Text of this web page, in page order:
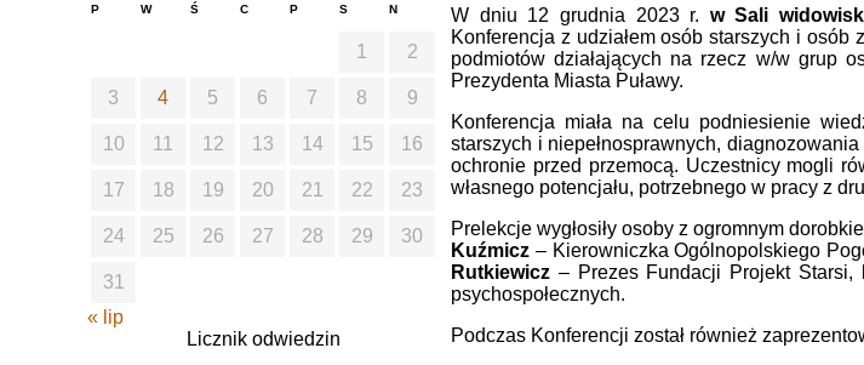
W dniu 12 grudnia 2023 r. w Sali
Konferencja z udziałem osób starszych i osób
podmiotów działających na rzecz w/w grup
Prezydenta Miasta Puławy.
Konferencja miała na celu podniesienie
starszych i niepełnosprawnych,
ochronie przed przemocą. Uczestnicy mogli
własnego potencjału, potrzebnego w pracy z
Prelekcje wygłosiły osoby z ogromnym
Kuźmicz – Kierowniczka Ogólnopolskiego
Rutkiewicz – Prezes Fundacji Projekt Starsi,
psychospołecznych.
Podczas Konferencji został również
P W Ś C P S N
1 2
3 4 5 6 7 8 9
10 11 12 13 14 15 16
17 18 19 20 21 22 23
24 25 26 27 28 29 30
31
« lip
Licznik odwiedzin